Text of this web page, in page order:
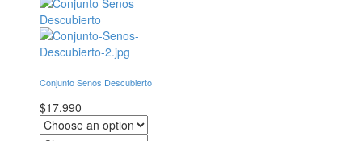
Conjunto Senos Descubierto
$17.990